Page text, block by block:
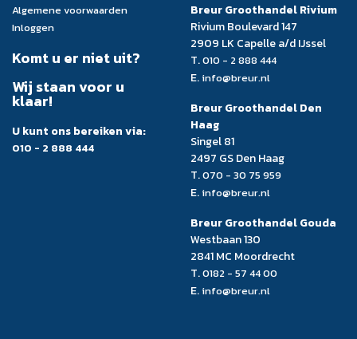
Algemene voorwaarden
Inloggen
Komt u er niet uit?
Wij staan voor u
klaar!
U kunt ons bereiken via:
010 - 2 888 444
Breur Groothandel Rivium
Rivium Boulevard 147
2909 LK Capelle a/d IJssel
T.010 - 2 888 444
E. info@breur.nl
Breur Groothandel Den
Haag
Singel 81
2497 GS Den Haag
T.070 - 30 75 959
E. info@breur.nl
Breur Groothandel Gouda
Westbaan 130
2841 MC Moordrecht
T.0182 - 57 44 00
E. info@breur.nl